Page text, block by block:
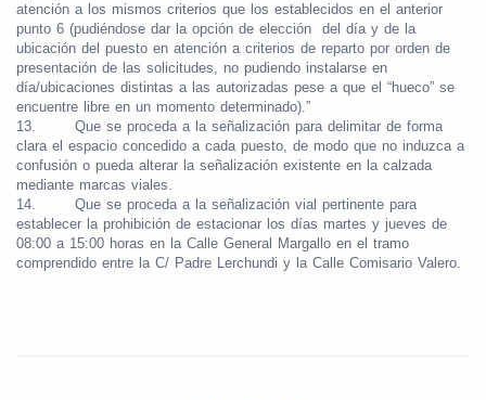
atención a los mismos criterios que los establecidos en el anterior
punto 6 (pudiéndose dar la opción de elección
del día y de la
ubicación del puesto en atención a criterios de reparto por orden de
presentación de las solicitudes, no pudiendo instalarse en
día/ubicaciones distintas a las autorizadas pese a que el “hueco” se
encuentre libre en un momento determinado).”
13.
Que se proceda a la señalización para delimitar de forma
clara el espacio concedido a cada puesto, de modo que no induzca a
confusión o pueda alterar la señalización existente en la calzada
mediante marcas viales.
14.
Que se proceda a la señalización vial pertinente para
establecer la prohibición de estacionar los días martes y jueves de
08:00 a 15:00 horas en la Calle General Margallo en el tramo
comprendido entre la C/ Padre Lerchundi y la Calle Comisario Valero.